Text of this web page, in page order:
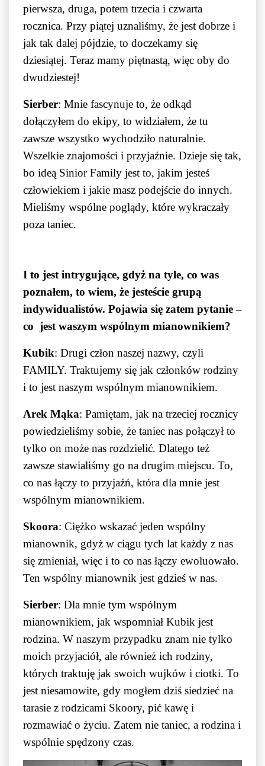
pierwsza, druga, potem trzecia i czwarta
rocznica. Przy piątej uznaliśmy, że jest dobrze i
jak tak dalej pójdzie, to doczekamy się
dziesiątej. Teraz mamy piętnastą, więc oby do
dwudziestej!
Sierber: Mnie fascynuje to, że odkąd
dołączyłem do ekipy, to widziałem, że tu
zawsze wszystko wychodziło naturalnie.
Wszelkie znajomości i przyjaźnie. Dzieje się tak,
bo ideą Sinior Family jest to, jakim jesteś
człowiekiem i jakie masz podejście do innych.
Mieliśmy wspólne poglądy, które wykraczały
poza taniec.
I to jest intrygujące, gdyż na tyle, co was
poznałem, to wiem, że jesteście grupą
indywidualistów. Pojawia się zatem pytanie –
co jest waszym wspólnym mianownikiem?
Kubik: Drugi człon naszej nazwy, czyli
FAMILY. Traktujemy się jak członków rodziny
i to jest naszym wspólnym mianownikiem.
Arek Mąka: Pamiętam, jak na trzeciej rocznicy
powiedzieliśmy sobie, że taniec nas połączył to
tylko on może nas rozdzielić. Dlatego też
zawsze stawialiśmy go na drugim miejscu. To,
co nas łączy to przyjaźń, która dla mnie jest
wspólnym mianownikiem.
Skoora: Ciężko wskazać jeden wspólny
mianownik, gdyż w ciągu tych lat każdy z nas
się zmieniał, więc i to co nas łączy ewoluowało.
Ten wspólny mianownik jest gdzieś w nas.
Sierber: Dla mnie tym wspólnym
mianownikiem, jak wspomniał Kubik jest
rodzina. W naszym przypadku znam nie tylko
moich przyjaciół, ale również ich rodziny,
których traktuję jak swoich wujków i ciotki. To
jest niesamowite, gdy mogłem dziś siedzieć na
tarasie z rodzicami Skoory, pić kawę i
rozmawiać o życiu. Zatem nie taniec, a rodzina i
wspólnie spędzony czas.